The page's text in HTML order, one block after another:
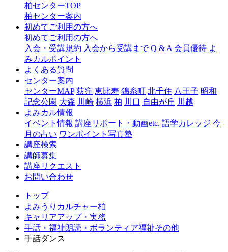
ャ
柏センターTOP
柏センター案内
初めてご利用の方へ
初めてご利用の方へ
入会・受講規約 入会から受講まで Q & A 会員優待 よ
みカルポイント
よくある質問
センター案内
センターMAP 荻窪 恵比寿 錦糸町 北千住 八王子 昭和
記念公園 大森 川崎 横浜 柏 川口 自由が丘 川越
よみカル情報
イベント情報 講座リポート・動画etc. 語学カレッジ 今
月の占い ワンポイント写真塾
講座検索
講師募集
講座リクエスト
お問い合わせ
トップ
よみうりカルチャー柏
キャリアアップ・実務
手話・福祉朗読・ボランティア福祉その他
手話ダンス